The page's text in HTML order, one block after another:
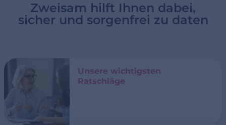
Zweisam hilft Ihnen dabei,
sicher und sorgenfrei zu daten
Unsere wichtigsten
Ratschläge